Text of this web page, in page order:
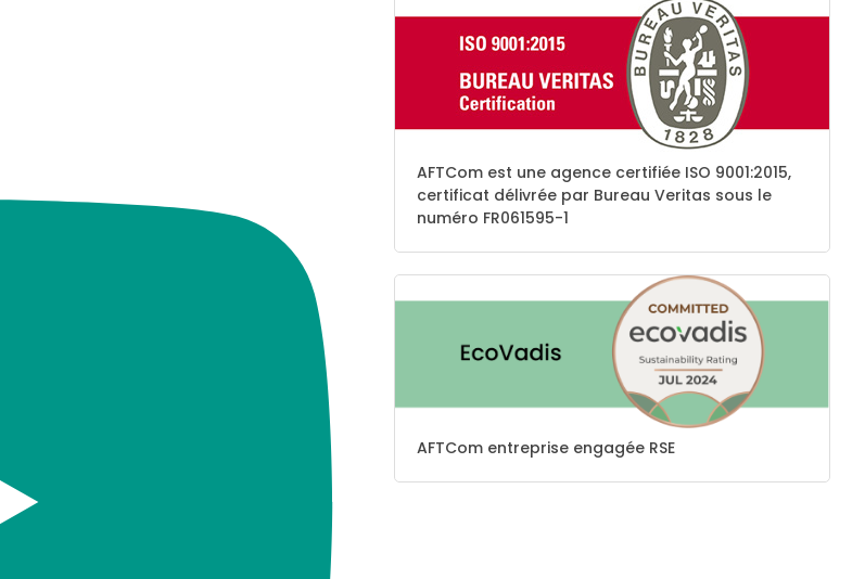
AFTCom est une agence certifiée ISO 9001:2015,
certificat délivrée par Bureau Veritas sous le
numéro FR061595-1
AFTCom entreprise engagée RSE